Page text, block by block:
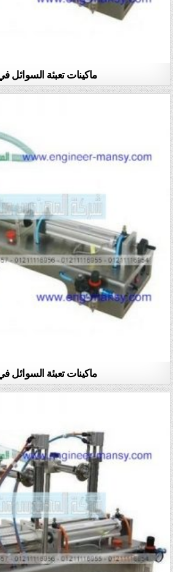
ماكينات تعبئة السوائل
ماكينات تعبئة السوائل